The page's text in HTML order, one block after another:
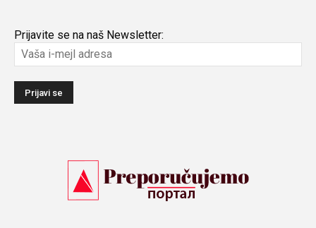
Prijavite se na naš Newsletter: